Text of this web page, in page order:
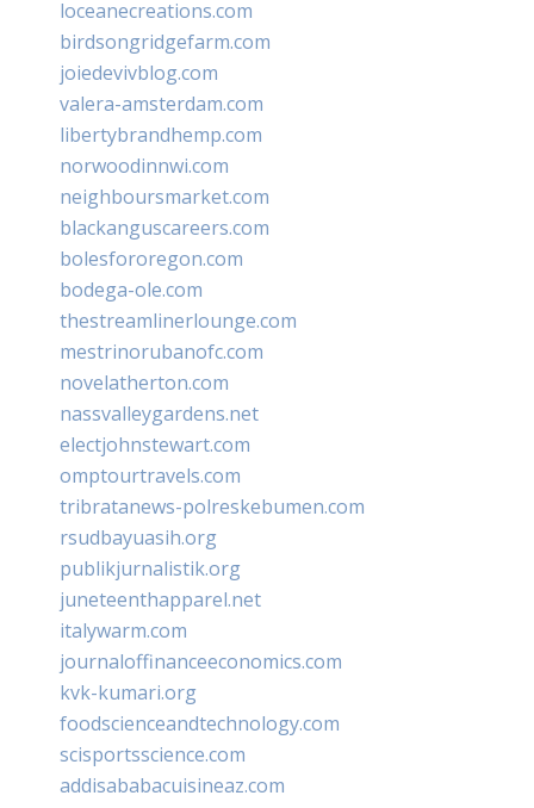
loceanecreations.com
birdsongridgefarm.com
joiedevivblog.com
valera-amsterdam.com
libertybrandhemp.com
norwoodinnwi.com
neighboursmarket.com
blackanguscareers.com
bolesfororegon.com
bodega-ole.com
thestreamlinerlounge.com
mestrinorubanofc.com
novelatherton.com
nassvalleygardens.net
electjohnstewart.com
omptourtravels.com
tribratanews-polreskebumen.com
rsudbayuasih.org
publikjurnalistik.org
juneteenthapparel.net
italywarm.com
journaloffinanceeconomics.com
kvk-kumari.org
foodscienceandtechnology.com
scisportsscience.com
addisababacuisineaz.com